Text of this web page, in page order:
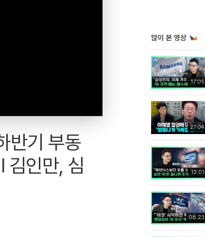
반기 부동
김인만, 심
많이 본 영상
17:05
21:04
13:01
08:23